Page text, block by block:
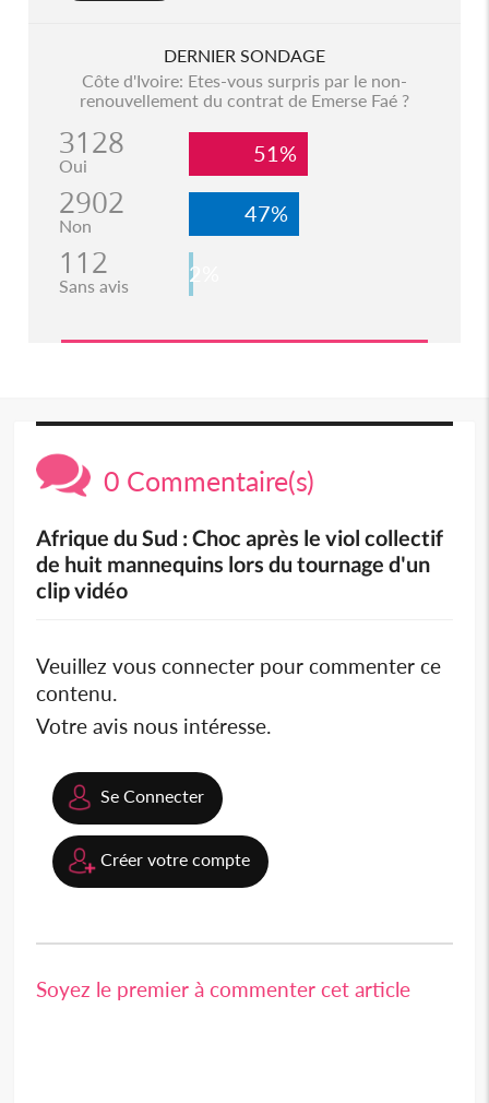
DERNIER SONDAGE
Côte d'Ivoire: Etes-vous surpris par le non-
renouvellement du contrat de Emerse Faé ?
3128
Oui 51%
2902
Non 47%
112
Sans avis 2%
0 Commentaire(s)
Afrique du Sud : Choc après le viol collectif
de huit mannequins lors du tournage d'un
clip vidéo
Veuillez vous connecter pour commenter ce
contenu.
Votre avis nous intéresse.
Se Connecter
Créer votre compte
Soyez le premier à commenter cet article